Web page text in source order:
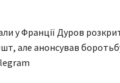
у Франції Дуров
але анонсував